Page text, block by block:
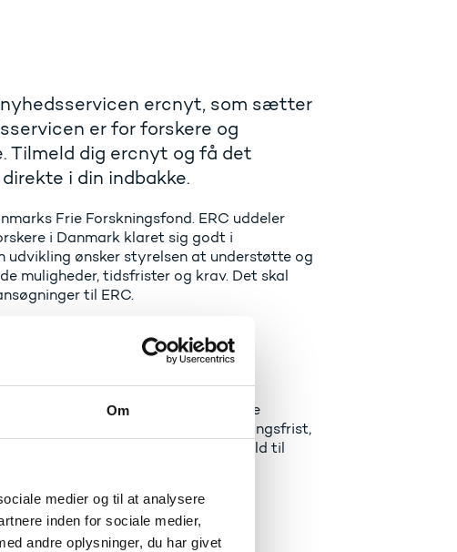
Om
medier og til at analysere
inden for sociale medier,
andre oplysninger, du har givet
ercnyt, som sætter
er for forskere og
Tilmeld dig ercnyt og få det
i din indbakke.
Frie Forskningsfond. ERC uddeler
i Danmark klaret sig godt i
udvikling ønsker styrelsen at understøtte og
muligheder, tidsfrister og krav. Det skal
til ERC.
de seneste nyheder om Det
til ansøgninger. I tilfælde af vigtige
Funding & Tenders op til en ansøgningsfrist,
på de seneste nyheder i forhold til